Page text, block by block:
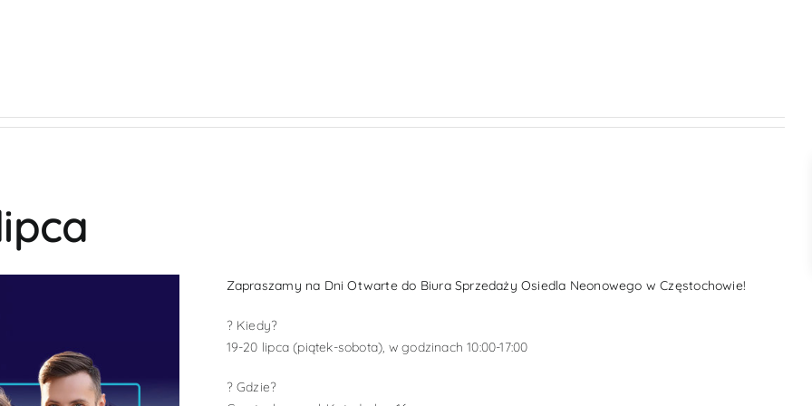
Zapraszamy na Dni Otwarte do Biura Sprzedaży Osiedla Neonowego w Częstochowie!
? Kiedy?
19-20 lipca (piątek-sobota), w godzinach 10:00-17:00
? Gdzie?